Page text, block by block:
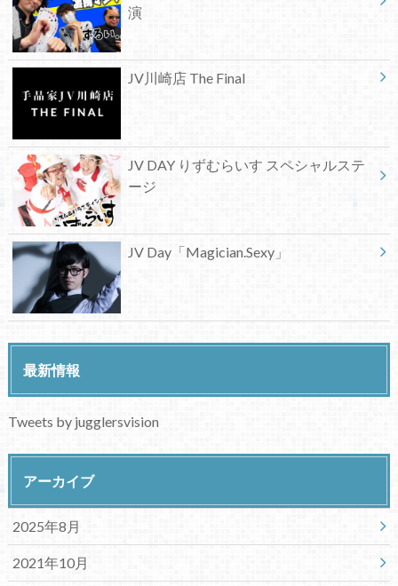
演
JV川崎店 The Final
JV DAY りずむらいす スペシャルステ
ージ
JV Day「Magician.Sexy」
最新情報
Tweets by jugglersvision
アーカイブ
2025年8月
2021年10月